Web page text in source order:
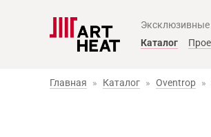
Эксклюзивные
Главное меню
Каталог
Главная » Каталог » Oventrop »